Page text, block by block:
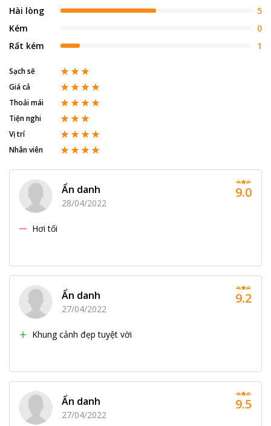
Hài lòng
5
Kém
0
Rất kém
1
Sạch sẽ
Giá cả
Thoải mái
Tiện nghi
Vị trí
Nhân viên
Ẩn danh
28/04/2022
Hơi tối
9.0
Ẩn danh
27/04/2022
Khung cảnh đẹp tuyệt vời
9.2
Ẩn danh
27/04/2022
9.5